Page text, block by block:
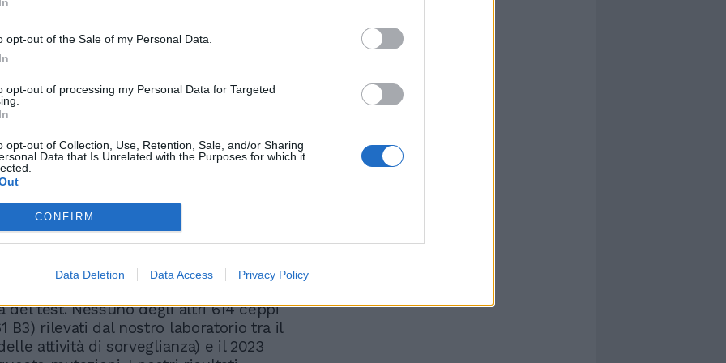
opt-out of the Sale of my Personal Data.
opt-out of processing my Personal Data for Targeted
opt-out of Collection, Use, Retention, Sale, and/or Sharing
Data that Is Unrelated with the Purposes for which it
CONFIRM
Data Deletion Data Access Privacy Policy
"Non colpevoli della
del test. Nessuno degli altri 614 ceppi
B3) rilevati dal nostro laboratorio tra il
attività di sorveglianza) e il 2023